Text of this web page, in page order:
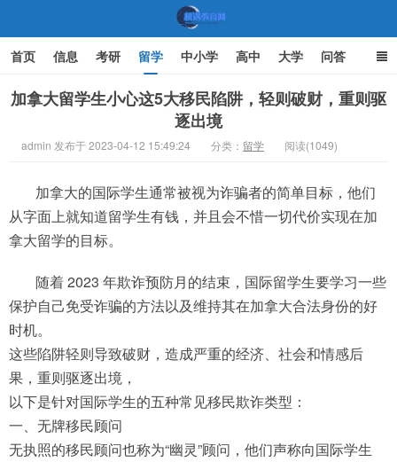
机遇教育网
首页 信息 考研 留学 中小学 高中 大学 问答
文化 家庭教育
加拿大留学生小心这5大移民陷阱，轻则破财，重则驱
逐出境
admin 发布于 2023-04-12 15:49:24 分类： 留学 阅读(1049)
加拿大的国际学生通常被视为诈骗者的简单目标，他们
从字面上就知道留学生有钱，并且会不惜一切代价实现在加
拿大留学的目标。
随着 2023 年欺诈预防月的结束，国际留学生要学习一些
保护自己免受诈骗的方法以及维持其在加拿大合法身份的好
时机。
这些陷阱轻则导致破财，造成严重的经济、社会和情感后
果，重则驱逐出境，
以下是针对国际学生的五种常见移民欺诈类型：
一、无牌移民顾问
无执照的移民顾问也称为“幽灵”顾问，他们声称向国际学生